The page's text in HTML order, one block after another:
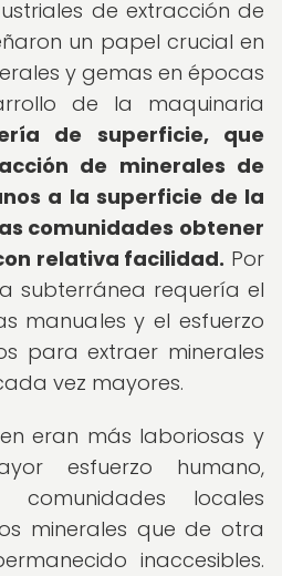
de extracción de
un papel crucial en
y gemas en épocas
de la maquinaria
de superficie, que
de minerales de
a la superficie de la
comunidades obtener
relativa facilidad. Por
subterránea requería el
manuales y el esfuerzo
para extraer minerales
vez mayores.
eran más laboriosas y
esfuerzo humano,
locales
minerales que de otra
inaccesibles.